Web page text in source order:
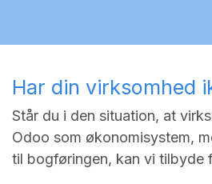
Har din virksomhed
Står du i den situation, at
Odoo som økonomisystem,
til bogføringen, kan vi tilbyde